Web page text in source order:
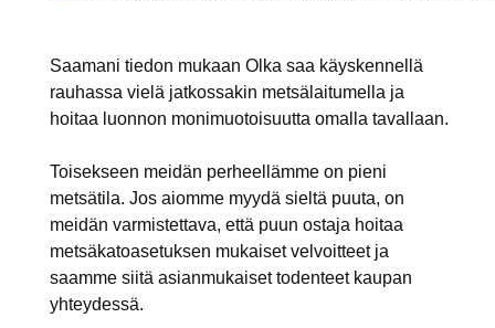
Saamani tiedon mukaan Olka saa käyskennellä
rauhassa vielä jatkossakin metsälaitumella ja
hoitaa luonnon monimuotoisuutta omalla tavallaan.
Toisekseen meidän perheellämme on pieni
metsätila. Jos aiomme myydä sieltä puuta, on
meidän varmistettava, että puun ostaja hoitaa
metsäkatoasetuksen mukaiset velvoitteet ja
saamme siitä asianmukaiset todenteet kaupan
yhteydessä.